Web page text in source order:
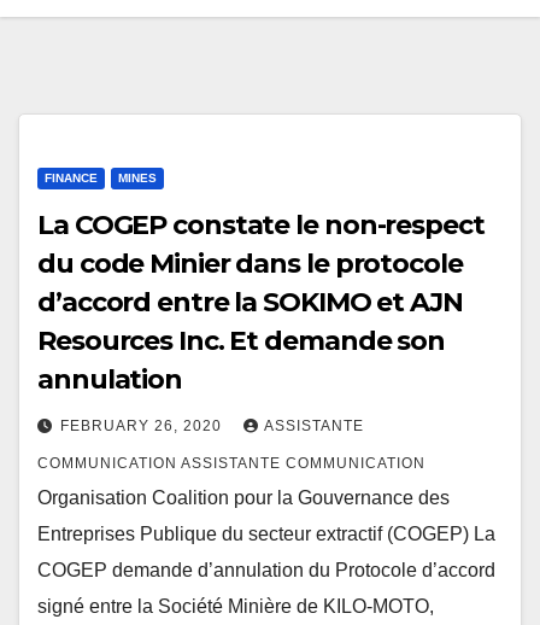
FINANCE MINES
La COGEP constate le non-respect
du code Minier dans le protocole
d’accord entre la SOKIMO et AJN
Resources Inc. Et demande son
annulation
FEBRUARY 26, 2020 ASSISTANTE
COMMUNICATION ASSISTANTE COMMUNICATION
Organisation Coalition pour la Gouvernance des
Entreprises Publique du secteur extractif (COGEP) La
COGEP demande d’annulation du Protocole d’accord
signé entre la Société Minière de KILO-MOTO,